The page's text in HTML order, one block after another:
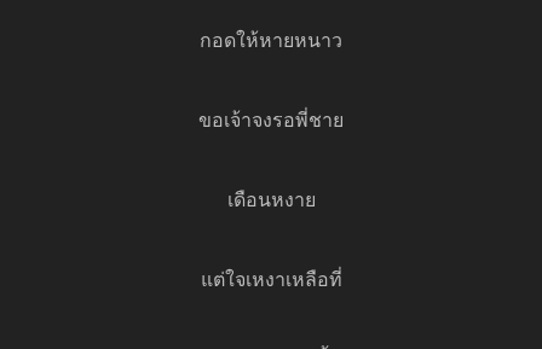
กอดให้หายหนาว
ขอเจ้าจงรอพี่ชาย
เดือนหงาย
แต่ใจเหงาเหลือที่